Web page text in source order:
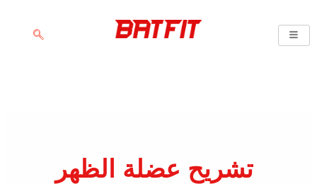
إلى
المحتوى
تشريح عضلة الظهر